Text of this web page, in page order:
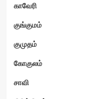
காவேரி
குங்குமம்
குமுதம்
கோகுலம்
சாவி